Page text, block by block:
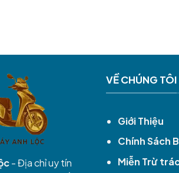
- Địa chỉ uy tín
VỀ CHÚNG TÔI
Giới Thiệu
Chính Sách
Miễn Trừ